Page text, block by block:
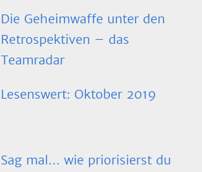
Die Geheimwaffe unter den
Retrospektiven – das
Teamradar
Lesenswert: Oktober 2019
Sag mal… wie priorisierst du